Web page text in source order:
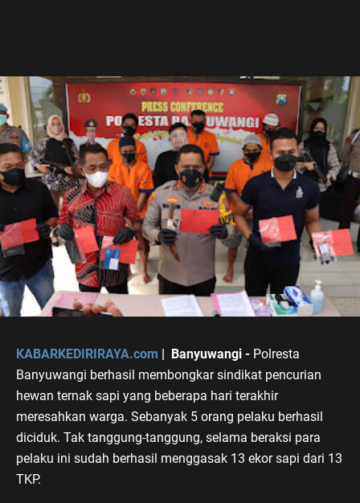
KABARKEDIRIRAYA.com | Banyuwangi - Polresta
Banyuwangi berhasil membongkar sindikat pencurian
hewan ternak sapi yang beberapa hari terakhir
meresahkan warga. Sebanyak 5 orang pelaku berhasil
diciduk. Tak tanggung-tanggung, selama beraksi para
pelaku ini sudah berhasil menggasak 13 ekor sapi dari 13
TKP.